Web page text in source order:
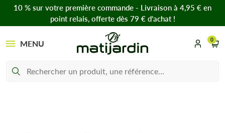
10 % sur votre première commande - Livraison à 4,95 € en
point relais, offerte dès 79 € d’achat !
MENU 0